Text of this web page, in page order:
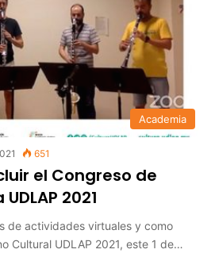
Academia
651
el Congreso de
2021
de actividades virtuales y como
Cultural UDLAP 2021, este 1 de…